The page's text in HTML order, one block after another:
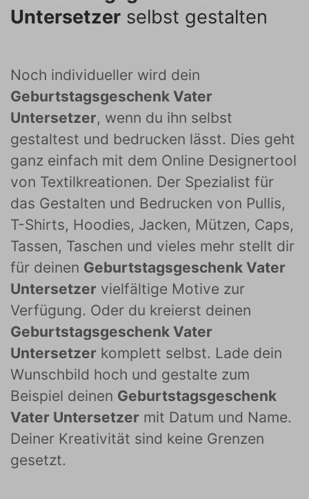
Untersetzer selbst gestalten
Noch individueller wird dein
Geburtstagsgeschenk Vater
Untersetzer, wenn du ihn selbst
gestaltest und bedrucken lässt. Dies geht
ganz einfach mit dem Online Designertool
von Textilkreationen. Der Spezialist für
das Gestalten und Bedrucken von Pullis,
T-Shirts, Hoodies, Jacken, Mützen, Caps,
Tassen, Taschen und vieles mehr stellt dir
für deinen Geburtstagsgeschenk Vater
Untersetzer vielfältige Motive zur
Verfügung. Oder du kreierst deinen
Geburtstagsgeschenk Vater
Untersetzer komplett selbst. Lade dein
Wunschbild hoch und gestalte zum
Beispiel deinen Geburtstagsgeschenk
Vater Untersetzer mit Datum und Name.
Deiner Kreativität sind keine Grenzen
gesetzt.